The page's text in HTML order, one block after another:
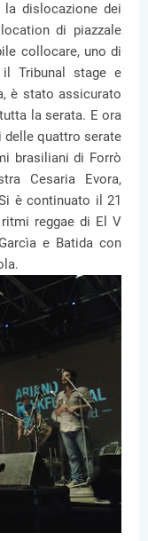
dislocazione dei
di piazzale
collocare, uno di
Tribunal stage e
è stato assicurato
la serata. E ora
delle quattro serate
brasiliani di Forrò
Cesaria Evora,
è continuato il 21
reggae di El V
e Batida con